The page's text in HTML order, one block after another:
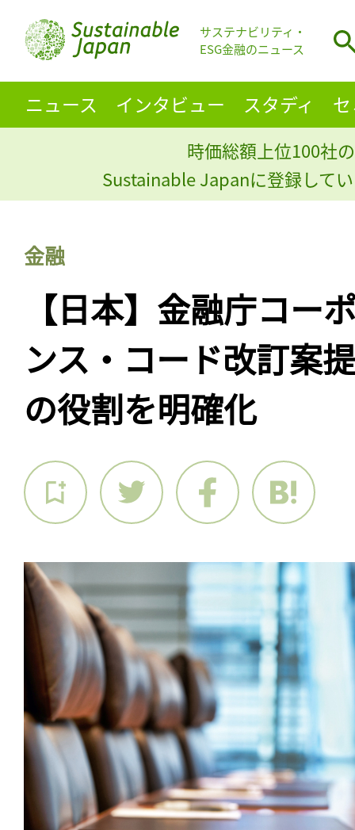
サステナビリティ・
ESG金融のニュース
ニュース インタビュー スタディ
時価総額上位100社
Sustainable Japanに登録して
金融
【日本】金融庁コー
ンス・コード改訂案
の役割を明確化